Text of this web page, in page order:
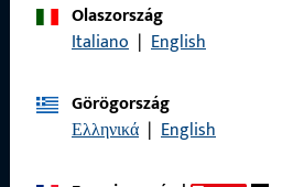
Olaszország
Italiano | English
Görögország
Ελληνικά | English